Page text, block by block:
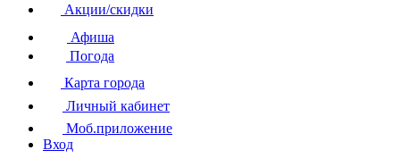
Акции/скидки
Афиша
Погода
Карта города
Личный кабинет
Моб.приложение
Вход